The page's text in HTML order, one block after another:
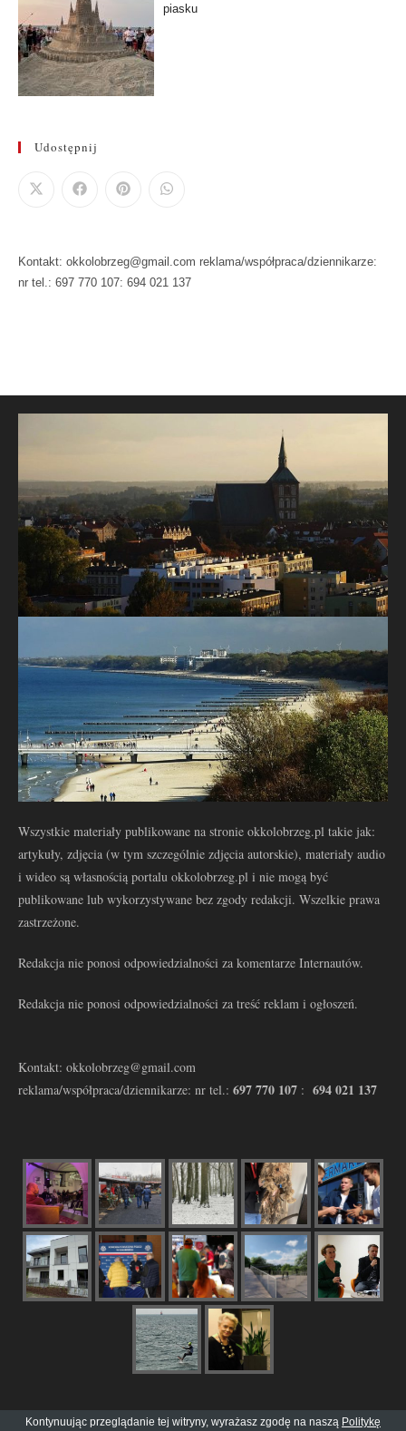
piasku
Udostępnij
Kontakt: okkolobrzeg@gmail.com reklama/współpraca/dziennikarze:
nr tel.: 697 770 107: 694 021 137
Wszystkie materiały publikowane na stronie okkolobrzeg.pl takie jak:
artykuły, zdjęcia (w tym szczególnie zdjęcia autorskie), materiały audio
i wideo są własnością portalu okkolobrzeg.pl i nie mogą być
publikowane lub wykorzystywane bez zgody redakcji. Wszelkie prawa
zastrzeżone.
Redakcja nie ponosi odpowiedzialności za komentarze Internautów.
Redakcja nie ponosi odpowiedzialności za treść reklam i ogłoszeń.
Kontakt: okkolobrzeg@gmail.com
reklama/współpraca/dziennikarze: nr tel.: 697 770 107 : 694 021 137
Kontynuując przeglądanie tej witryny, wyrażasz zgodę na naszą Politykę